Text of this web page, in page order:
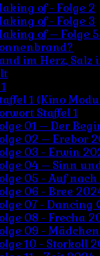
of - Folge 2
of - Folge 3
of – Folge
im Herz, Salz
1 (Kino
Staffel 1
01 – Der
02 – Erebor
03 - Erwin
04 – Sinn
05 - Auf
06 - Bree
07 - Dancing
08 - Frecha
09 -
10 - Storkoll